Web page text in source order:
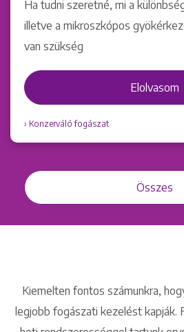
Ha tudni szeretné, mi a
illetve a mikroszkópos
van szükség
Elolvasom
Konzerváló fogászat
Összes
Kiemelten fontos számunkra,
legjobb fogászati kezelést kapják.